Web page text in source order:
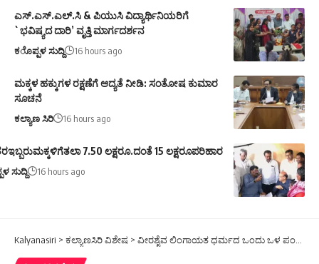
ಎಸ್.ಎಸ್.ಎಲ್.ಸಿ & ಪಿಯುಸಿ ವಿದ್ಯಾರ್ಥಿನಿಯರಿಗೆ
`ಭವಿಷ್ಯದ ದಾರಿ’ ವೃತ್ತಿ ಮಾರ್ಗದರ್ಶನ
ಕೊಪ್ಪಳ ಸುದ್ದಿ 16 hours ago
ಮಕ್ಕಳ ಹಕ್ಕುಗಳ ರಕ್ಷಣೆಗೆ ಆದ್ಯತೆ ನೀಡಿ: ಸಂತೋಷ ಕುಮಾರ
ಸೂಚನೆ
ಕಲ್ಯಾಣ ಸಿರಿ 16 hours ago
7.50 ಲಕ್ಷರೂ.ದಂತೆ 15 ಲಕ್ಷರೂಪರಿಹಾರ
ಸುದ್ದಿ 16 hours ago
Kalyanasiri > ಕಲ್ಯಾಣಸಿರಿ ವಿಶೇಷ > ವೀರಶೈವ ಲಿಂಗಾಯತ ಧರ್ಮದ ಒಂದು ಒಳ ಪಂಗಡ:ಹಿರಿಯನ್ಯಾಯವಾದಿ ವಿರೂಪಾಕ್ಷ